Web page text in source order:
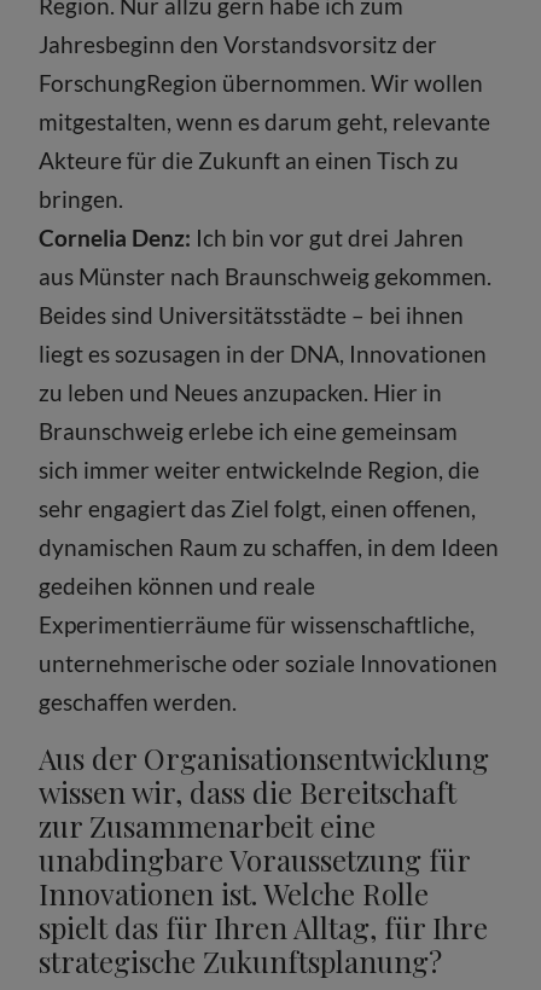
Jahresbeginn den Vorstandsvorsitz der
ForschungRegion übernommen. Wir wollen
mitgestalten, wenn es darum geht, relevante
Akteure für die Zukunft an einen Tisch zu
bringen.
Cornelia Denz: Ich bin vor gut drei Jahren
aus Münster nach Braunschweig gekommen.
Beides sind Universitätsstädte – bei ihnen
liegt es sozusagen in der DNA, Innovationen
zu leben und Neues anzupacken. Hier in
Braunschweig erlebe ich eine gemeinsam
sich immer weiter entwickelnde Region, die
sehr engagiert das Ziel folgt, einen offenen,
dynamischen Raum zu schaffen, in dem Ideen
gedeihen können und reale
Experimentierräume für wissenschaftliche,
unternehmerische oder soziale Innovationen
geschaffen werden.
Aus der Organisationsentwicklung
wissen wir, dass die Bereitschaft
zur Zusammenarbeit eine
unabdingbare Voraussetzung für
Innovationen ist. Welche Rolle
spielt das für Ihren Alltag, für Ihre
strategische Zukunftsplanung?